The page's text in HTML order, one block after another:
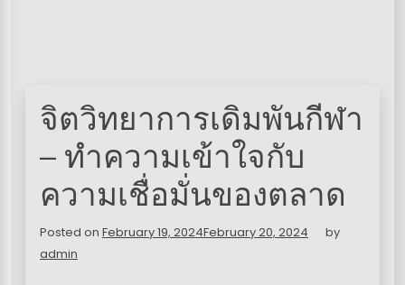
จิตวิทยาการเดิมพันกีฬา
– ทำความเข้าใจกับ
ความเชื่อมั่นของตลาด
Posted on February 19, 2024February 20, 2024
by
admin